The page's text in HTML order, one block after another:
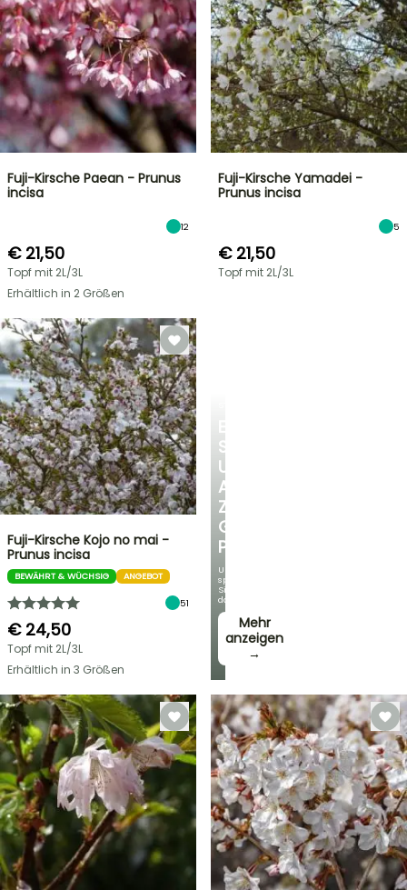
SIE
UNSERE
AUSWAHL
ZU
GÜNSTIGEN
PREISEN
Und
sparen
Sie
dabei!
Mehr
anzeigen
→
Fuji-Kirsche Paean - Prunus
incisa
12
€ 21,50
Topf mit 2L/3L
Erhältlich in 2 Größen
Fuji-Kirsche Yamadei -
Prunus incisa
5
€ 21,50
Topf mit 2L/3L
Fuji-Kirsche Kojo no mai -
Prunus incisa
BEWÄHRT & WÜCHSIG ANGEBOT
51
€ 24,50
Topf mit 2L/3L
Erhältlich in 3 Größen